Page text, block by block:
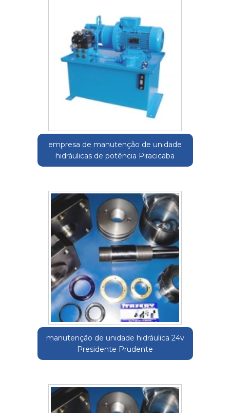
empresa de manutenção de unidade
hidráulicas de potência Piracicaba
manutenção de unidade hidráulica 24v
Presidente Prudente